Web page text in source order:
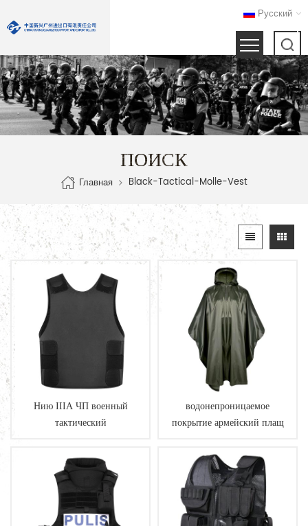
Русский
ПОИСК
Главная Black-Tactical-Molle-Vest
Нию ІІІА ЧП военный
тактический
скрыть
водонепроницаемое
покрытие армейский плащ